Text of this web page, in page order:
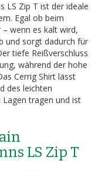
LS Zip T ist der ideale
Egal ob beim
wenn es kalt wird,
und sorgt dadurch für
tiefe Reißverschluss
während der hohe
Cerrig Shirt lässt
des leichten
tragen und ist
LS Zip T